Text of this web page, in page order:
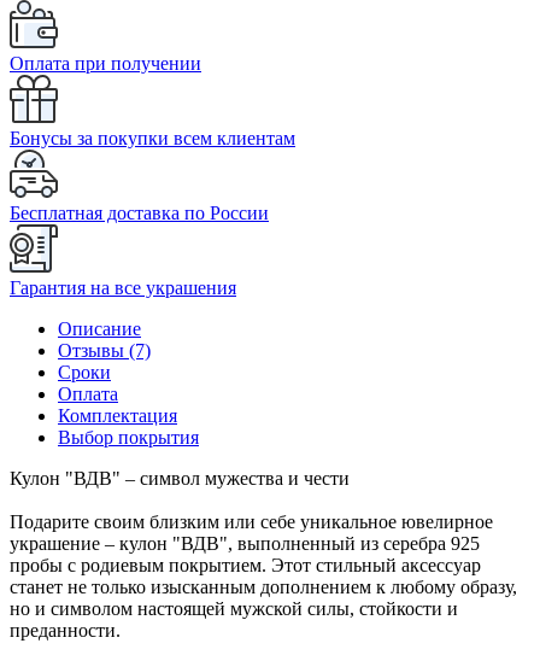
Оплата при получении
Бонусы за покупки всем клиентам
Бесплатная доставка по России
Гарантия на все украшения
Описание
Отзывы (7)
Сроки
Оплата
Комплектация
Выбор покрытия
Кулон "ВДВ" – символ мужества и чести
Подарите своим близким или себе уникальное ювелирное
украшение – кулон "ВДВ", выполненный из серебра 925
пробы с родиевым покрытием. Этот стильный аксессуар
станет не только изысканным дополнением к любому образу,
но и символом настоящей мужской силы, стойкости и
преданности.